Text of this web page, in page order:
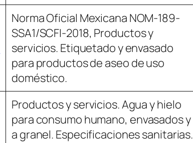
Norma Oficial Mexicana NOM-189-
SSA1/SCFI-2018, Productos y
servicios. Etiquetado y envasado
para productos de aseo de uso
doméstico.
Productos y servicios. Agua y hielo
para consumo humano, envasados y
a granel. Especificaciones sanitarias.